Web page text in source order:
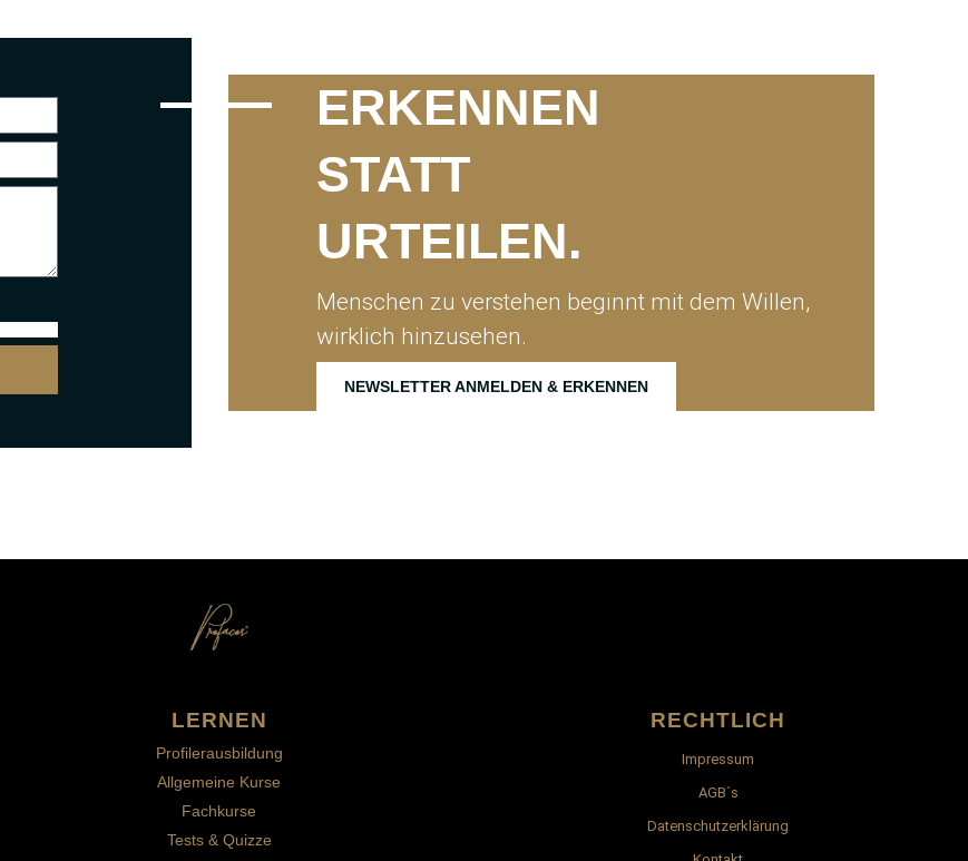
ERKENNEN
STATT
URTEILEN.
Menschen zu verstehen beginnt mit dem Willen,
wirklich hinzusehen.
NEWSLETTER ANMELDEN & ERKENNEN
LERNEN
Profilerausbildung
Allgemeine Kurse
Fachkurse
Tests & Quizze
RECHTLICH
Impressum
AGB´s
Datenschutzerklärung